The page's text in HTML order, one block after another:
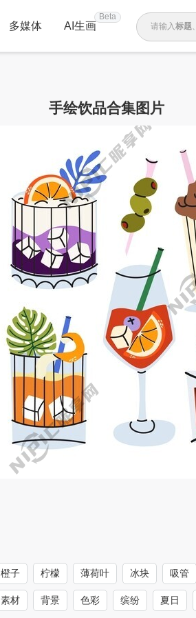
多媒体 AI生画
Beta
请输入标题、
手绘饮品合集图片
橙子 柠檬 薄荷叶 冰块 吸管
素材 背景 色彩 缤纷 夏日